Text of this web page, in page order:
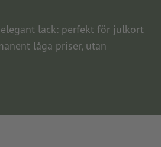
lack: perfekt för julkort
låga priser, utan